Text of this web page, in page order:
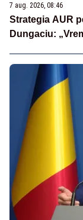
7 aug. 2026, 08:46
Strategia AUR
Dungaciu: